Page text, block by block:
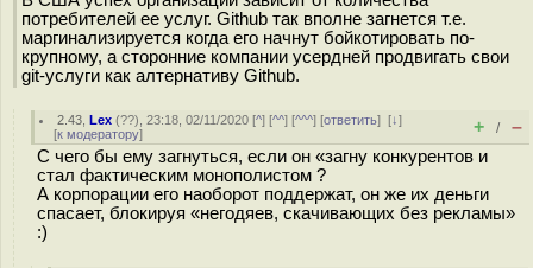
потребителей ее услуг. Github так вполне загнется т.е.
маргинализируется когда его начнут бойкотировать по-
крупному, а сторонние компании усердней продвигать свои
git-услуги как алтернативу Github.
2.43 ,Lex (??), 23:18, 02/11/2020 [^] [^^] [^^^] [ответить][↓]
[к модератору] + / –
С чего бы ему загнуться, если он «загну конкурентов и
стал фактическим монополистом ?
А корпорации его наоборот поддержат, он же их деньги
спасает, блокируя «негодяев, скачивающих без рекламы»
:)